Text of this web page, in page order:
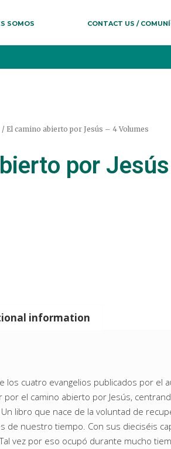
SOMOS CONTACT US /
/ El camino abierto por Jesús – 4 Volumes
por
information
los cuatro evangelios publicados por el
por el camino abierto por Jesús,
libro que nace de la voluntad de
de nuestro tiempo. Con sus dieciséis
vez por eso ocupó durante mucho